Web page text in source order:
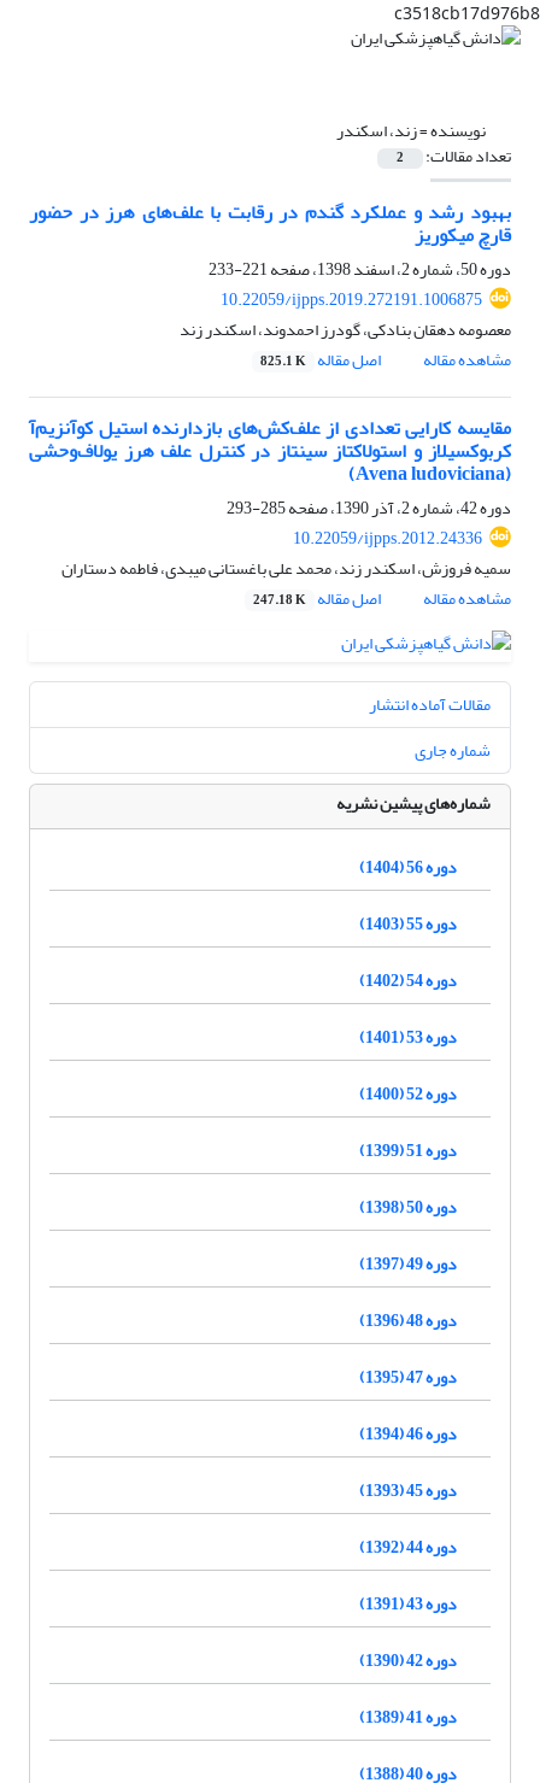
c3518cb17d976b8
نویسنده =زند، اسکندر
تعداد مقالات: 2
بهبود رشد و عملکرد گندم در رقابت با علف‌های هرز در حضور
قارچ میکوریز
دوره 50، شماره 2، اسفند 1398، صفحه
221-233
10.22059/ijpps.2019.272191.1006875
معصومه دهقان بنادکی، گودرز احمدوند، اسکندر زند
مشاهده مقاله
اصل مقاله 825.1 K
مقایسه کارایی تعدادی از علف‌کش‌های بازدارنده استیل کوآنزیم‌آ
کربوکسیلاز و استولاکتاز سینتاز در کنترل علف هرز یولاف‌وحشی
(Avena ludoviciana)
دوره 42، شماره 2، آذر 1390، صفحه
285-293
10.22059/ijpps.2012.24336
سمیه فروزش، اسکندر زند، محمد علی باغستانی میبدی، فاطمه دستاران
مشاهده مقاله
اصل مقاله 247.18 K
مقالات آماده انتشار
شماره جاری
شماره‌های پیشین نشریه
دوره 56 (1404)
دوره 55 (1403)
دوره 54 (1402)
دوره 53 (1401)
دوره 52 (1400)
دوره 51 (1399)
دوره 50 (1398)
دوره 49 (1397)
دوره 48 (1396)
دوره 47 (1395)
دوره 46 (1394)
دوره 45 (1393)
دوره 44 (1392)
دوره 43 (1391)
دوره 42 (1390)
دوره 41 (1389)
دوره 40 (1388)